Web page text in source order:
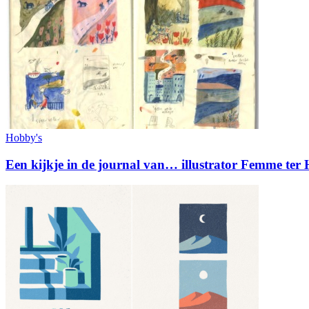
Hobby's
Een kijkje in de journal van… illustrator Femme ter